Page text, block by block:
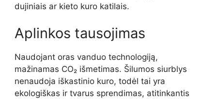
dujiniais ar kieto kuro katilais.
Aplinkos tausojimas
Naudojant oras vanduo technologiją,
mažinamas CO₂ išmetimas. Šilumos siurblys
nenaudoja iškastinio kuro, todėl tai yra
ekologiškas ir tvarus sprendimas, atitinkantis